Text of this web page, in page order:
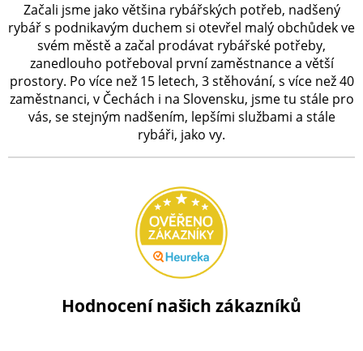
Začali jsme jako většina rybářských potřeb, nadšený
rybář s podnikavým duchem si otevřel malý obchůdek ve
svém městě a začal prodávat rybářské potřeby,
zanedlouho potřeboval první zaměstnance a větší
prostory. Po více než 15 letech, 3 stěhování, s více než 40
zaměstnanci, v Čechách i na Slovensku, jsme tu stále pro
vás, se stejným nadšením, lepšími službami a stále
rybáři, jako vy.
Hodnocení našich zákazníků